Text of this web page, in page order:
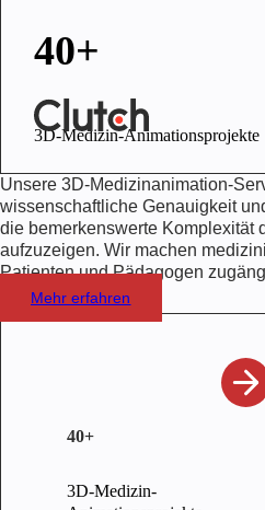
40+
3D-Medizin-Animationsprojekte
Unsere 3D-Medizinanimation-
wissenschaftliche Genauigkeit
die bemerkenswerte Komplexität
aufzuzeigen. Wir machen
Patienten und Pädagogen
Mehr erfahren
40+
3D-Medizin-